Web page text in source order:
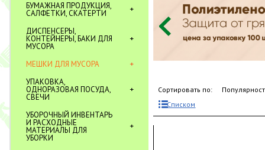
БУМАЖНАЯ ПРОДУКЦИЯ,
САЛФЕТКИ, СКАТЕРТИ
ДИСПЕНСЕРЫ,
КОНТЕЙНЕРЫ, БАКИ ДЛЯ
МУСОРА
МЕШКИ ДЛЯ МУСОРА
УПАКОВКА,
ОДНОРАЗОВАЯ ПОСУДА,
СВЕЧИ
УБОРОЧНЫЙ ИНВЕНТАРЬ
И РАСХОДНЫЕ
МАТЕРИАЛЫ ДЛЯ
УБОРКИ
Сортировать по:
Списком